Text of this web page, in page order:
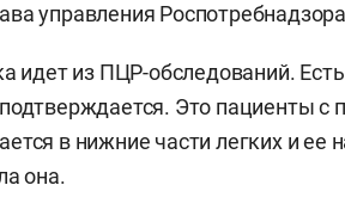
управления
идет из ПЦР-обследований.
Это пациенты с
в нижние части легких и ее
она.